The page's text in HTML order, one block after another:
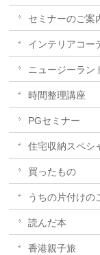
セミナーのご案
インテリアコー
ニュージーラン
時間整理講座
PGセミナー
住宅収納スペシ
買ったもの
うちの片付けの
読んだ本
香港親子旅